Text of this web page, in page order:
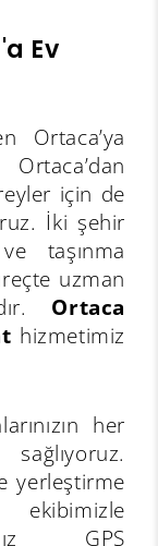
Ev
Ortaca’ya
için de
İki şehir
taşınma
uzman
Ortaca
hizmetimiz
her
yerleştirme
GPS